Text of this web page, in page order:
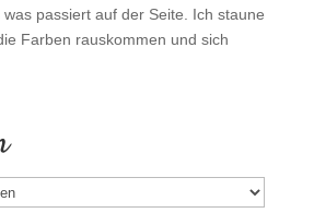
passiert auf der Seite. Ich staune
Farben rauskommen und sich